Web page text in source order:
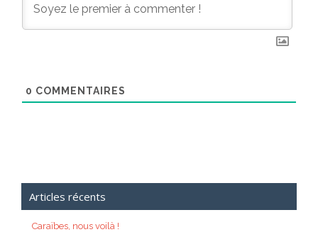
0 COMMENTAIRES
Articles récents
Caraïbes, nous voilà !